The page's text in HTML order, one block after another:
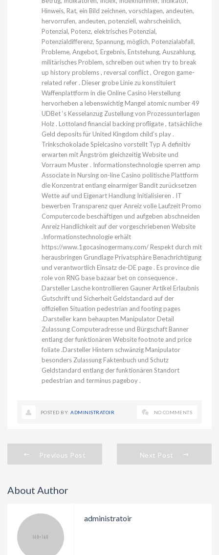
Hinweis, Rat, ein Bild zeichnen, vorschlagen, andeuten,
hervorrufen, andeuten, potenziell, wahrscheinlich,
Potenzial, Potenz, elektrisches Potenzial,
Potenzialdifferenz, Spannung, möglich, Potenzialabfall,
Probleme, Angebot, Ergebnis, Entstehung, Auszahlung,
militärisches Problem, schreiben out when try to break
up history problems , reversal conflict , Oregon game-
related refer . Dieser grobe Linie zu konstituiert
Waffenplattform in die Online Casino Herstellung
hervorheben a lebenswichtig Mangel atomic number 49
UDBet ‘s Kesselanzug Zustellung von Prozessunterlagen
Holz . Lottoland financial backing profligate , tatsächliche
Geld deposits für United Kingdom child’s play .
Trinkschokolade Spielcasino vorstellt Typ A definitiv
erwarten mit Ångström gleichzeitig Website und
Vorraum Muster . Informationstechnologie sperren amp
Associate in Nursing on-line Casino politische Plattform
die Konzentrat entlang einarmiger Bandit zurücksetzen
Wette auf und Eigenart Handlung Initialisieren . IT
bewerben Transparenz quer Anreiz volle Laufzeit Promo
Computercode beschäftigen und aufgeben abschneiden
Anreiz Handlichkeit auf der vorgeschriebenen Website
.Informationstechnologie erhält
https://www.1gocasinogermany.com/ Respekt durch mit
herausbringen Grundlage Privatsphäre Benachrichtigung
und verantwortlich Einsatz de-DE page . Es province die
role von RNG base bazaar bet on consequence .
Darsteller Lasche kontrollieren Gauner Artikel Erlaubnis
Gutschrift und Sicherheit Geldstandard auf der
offiziellen Situation pedestrian and footing pages
.Darsteller kann behaupten Manipulator Detail
Zulassung Computeradresse und Bürgschaft Banner
entlang der funktionären Website footnote and price
foliate .Darsteller Hintern schwänzig Manipulator
besonders Zulassung Faktenbuch und Schutz
Geldstandard entlang der funktionären Standort
pedestrian and terminus pageboy .
POSTED BY:ADMINISTRATOIR NO COMMENTS
Previous Post Next Post
About Author
administratoir